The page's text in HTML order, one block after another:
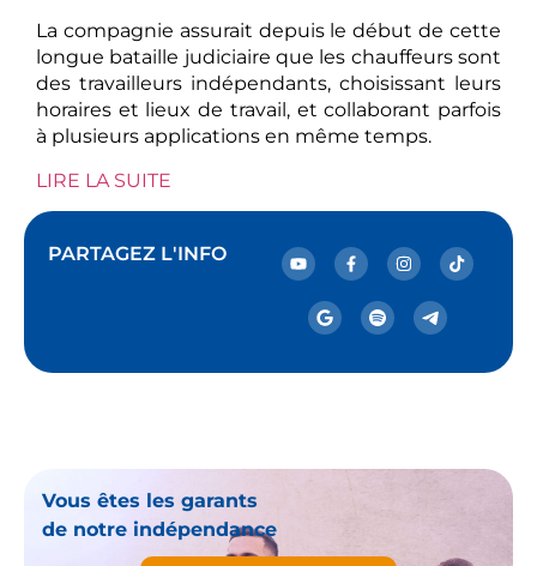
La compagnie assurait depuis le début de cette
longue bataille judiciaire que les chauffeurs sont
des travailleurs indépendants, choisissant leurs
horaires et lieux de travail, et collaborant parfois
à plusieurs applications en même temps.
LIRE LA SUITE
PARTAGEZ L'INFO
Vous êtes les garants
de notre indépendance